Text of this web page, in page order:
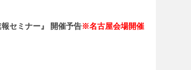
セミナー』 開催予告※名古屋会場開催